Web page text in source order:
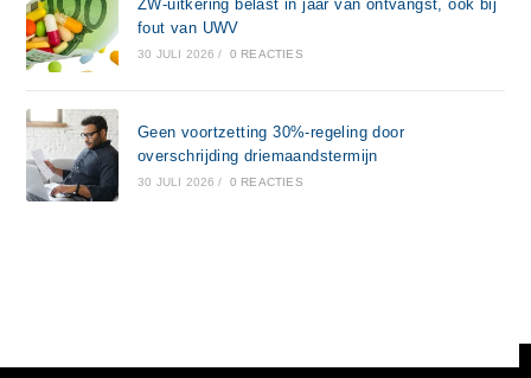
ZW-uitkering belast in jaar van ontvangst, ook bij
fout van UWV
30 JULI 2026 / 0 REACTIES
Geen voortzetting 30%-regeling door
overschrijding driemaandstermijn
30 JULI 2026 / 0 REACTIES